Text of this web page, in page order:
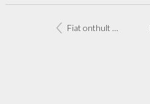
Fiat onthult nieuwe sedan Linea